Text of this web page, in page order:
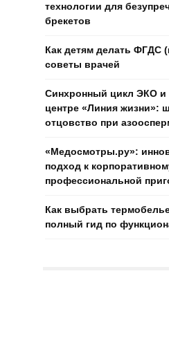
технологии для
брекетов
Как детям делать ФГДС
советы врачей
Синхронный цикл ЭКО и
центре «Линия жизни»:
отцовство при
«Медосмотры.ру»:
подход к
профессиональной
Как выбрать
полный гид по